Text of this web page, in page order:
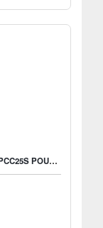
EGOGEAR - ÉTUI DE PROTECTION "M LOGO" PCC25S POUR SWITCH 2